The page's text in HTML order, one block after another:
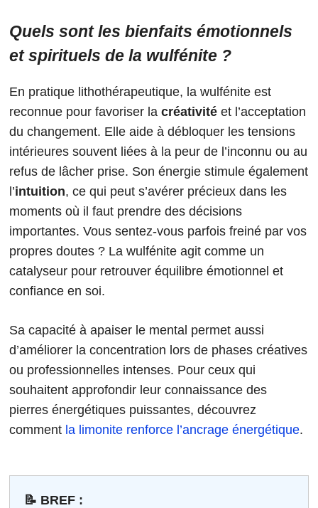
Quels sont les bienfaits émotionnels
et spirituels de la wulfénite ?
En pratique lithothérapeutique, la wulfénite est
reconnue pour favoriser la créativité et l’acceptation
du changement. Elle aide à débloquer les tensions
intérieures souvent liées à la peur de l’inconnu ou au
refus de lâcher prise. Son énergie stimule également
l’intuition, ce qui peut s’avérer précieux dans les
moments où il faut prendre des décisions
importantes. Vous sentez-vous parfois freiné par vos
propres doutes ? La wulfénite agit comme un
catalyseur pour retrouver équilibre émotionnel et
confiance en soi.
Sa capacité à apaiser le mental permet aussi
d’améliorer la concentration lors de phases créatives
ou professionnelles intenses. Pour ceux qui
souhaitent approfondir leur connaissance des
pierres énergétiques puissantes, découvrez
comment la limonite renforce l’ancrage énergétique.
📝 BREF :